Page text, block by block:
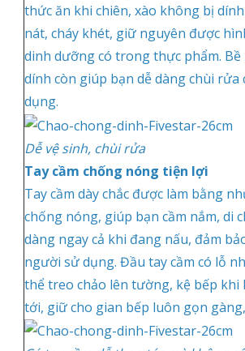
thức ăn khi chiên, xào không bị
nát, cháy khét, giữ nguyên được
dinh dưỡng có trong thực phẩm. Bề
dính còn giúp bạn dễ dàng chùi rửa
dụng.
Dễ vệ sinh, chùi rửa
Tay cầm chống nóng tiện lợi
Tay cầm dày chắc được làm bằng
chống nóng, giúp bạn cầm nắm, di
dàng ngay cả khi đang nấu, đảm
người sử dụng. Đầu tay cầm có lỗ
thể treo chảo lên tường, kệ bếp khi
tới, giữ cho gian bếp luôn gọn gàng,